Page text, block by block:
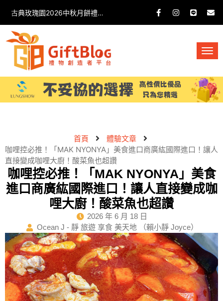
古典玫瑰園2026中秋月餅禮盒開箱分享 / 餐飲門市下午茶 體驗分享
首頁
體驗文章
咖哩控必推！「MAK NYONYA」美食進口商廣紘國際進口！讓人
直接變成咖哩大廚！酸菜魚也超讚
咖哩控必推！「MAK NYONYA」美食
進口商廣紘國際進口！讓人直接變成咖
哩大廚！酸菜魚也超讚
2026 年 6 月 18 日
Ocean J - 靜 旅遊 享食 美天地 （賴小靜 Joyce）